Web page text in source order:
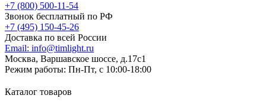
+7 (800) 500-11-54
Звонок бесплатный по РФ
+7 (495) 150-45-26
Доставка по всей России
Email: info@timlight.ru
Москва, Варшавское шоссе, д.17c1
Режим работы: Пн-Пт, с 10:00-18:00
Каталог товаров